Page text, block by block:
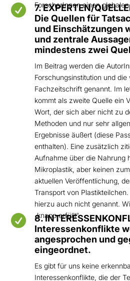
ForscherInnen einen

7. EXPERTEN/
Die Quellen für
und Einschätzungen
und zentrale
mindestens zwei
Im Beitrag werden die
Forschungsinstitution und
Fachzeitschrift genannt. Im
kommt als zweite Quelle ein
Wort, der sich aber nicht zu
Methoden und nur sehr
Ergebnisse äußert (diese
enthalten). Eine zusätzlich
Aufnahme über die Nahrung
Mikroplastik, aber keinen
aktuellen Veröffentlichung,
Transport von
hierzu auch nicht genannt.
„knapp erfüllt“.

8.
Interessenkonflikte
angesprochen und
eingeordnet.
Es gibt für uns keine
Interessenkonflikte, die der